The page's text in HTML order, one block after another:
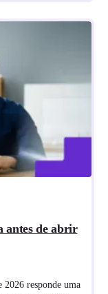
antes de abrir
responde uma